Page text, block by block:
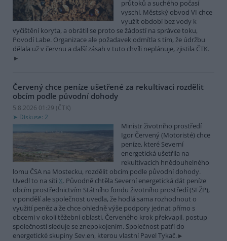
průtoků a suchého počasí
vyschl. Městský obvod VI chce
využít období bez vody k
vyčištění koryta, a obrátil se proto se žádostí na správce toku,
Povodí Labe. Organizace ale požadavek odmítla s tím, že údržbu
dělala už v červnu a další zásah v tuto chvíli neplánuje, zjistila ČTK.
Červený chce peníze ušetřené za rekultivaci rozdělit
obcím podle původní dohody
5.8.2026 01:29 (ČTK)
Diskuse: 2
Ministr životního prostředí
Igor Červený (Motoristé) chce
peníze, které Severní
energetická ušetřila na
rekultivacích hnědouhelného
lomu ČSA na Mostecku, rozdělit obcím podle původní dohody.
Uvedl to na síti X. Původně chtěla Severní energetická dát peníze
obcím prostřednictvím Státního fondu životního prostředí (SFŽP),
v pondělí ale společnost uvedla, že hodlá sama rozhodnout o
využití peněz a že chce ohledně výše podpory jednat přímo s
obcemi v okolí těžební oblasti. Červeného krok překvapil, postup
společnosti sleduje se znepokojením. Společnost patří do
energetické skupiny Sev.en, kterou vlastní Pavel Tykač.